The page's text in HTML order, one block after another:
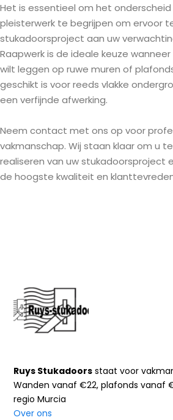
Het is essentieel om het
pleisterwerk te begrijpen om ervoor
stukadoorsproject aan uw
Raapwerk is de ideale keuze
wilt leggen op ruwe muren of
geschikt is voor reeds vlakke
een verfijnde afwerking.
Neem contact met ons op voor
vakmanschap. Wij staan klaar om u
realiseren van uw stukadoorsproject
de hoogste kwaliteit en
Ruys Stukadoors staat voor
Wanden vanaf €22, plafonds vanaf
regio Murcia
Over ons